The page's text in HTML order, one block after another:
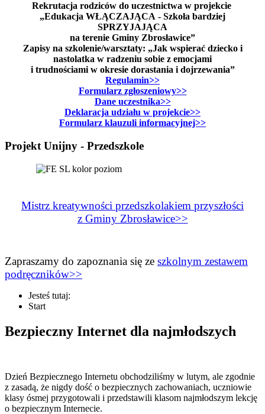
Rekrutacja rodziców do uczestnictwa w projekcie
„Edukacja WŁĄCZAJĄCA - Szkoła bardziej
SPRZYJAJĄCA
na terenie Gminy Zbrosławice”
Zapisy na szkolenie/warsztaty: „Jak wspierać dziecko i
nastolatka w radzeniu sobie z emocjami
i trudnościami w okresie dorastania i dojrzewania”
Regulamin>>
Formularz zgłoszeniowy>>
Dane uczestnika>>
Deklaracja udziału w projekcie>>
Formularz klauzuli informacyjnej>>
Projekt Unijny - Przedszkole
Mistrz kreatywności przedszkolakiem przyszłości
z Gminy Zbrosławice>>
Zapraszamy do zapoznania się ze szkolnym zestawem
podręczników>>
Jesteś tutaj:
Start
Bezpieczny Internet dla najmłodszych
Dzień Bezpiecznego Internetu obchodziliśmy w lutym, ale zgodnie
z zasadą, że nigdy dość o bezpiecznych zachowaniach, uczniowie
klasy ósmej przygotowali i przedstawili klasom najmłodszym lekcję
o bezpiecznym Internecie.